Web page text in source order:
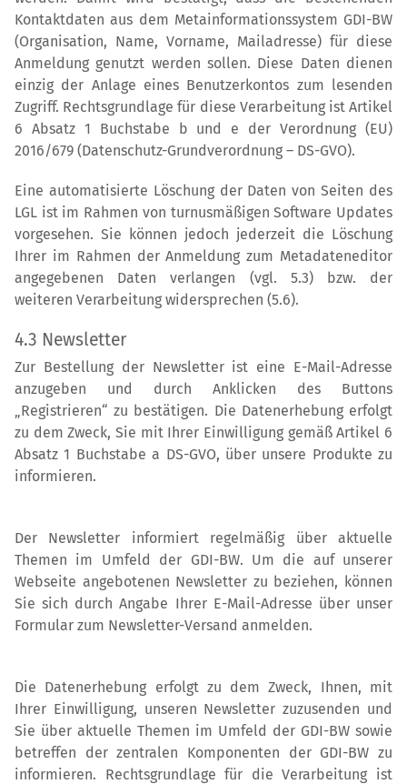
Kontaktdaten aus dem Metainformationssystem GDI-BW
(Organisation, Name, Vorname, Mailadresse) für diese
Anmeldung genutzt werden sollen. Diese Daten dienen
einzig der Anlage eines Benutzerkontos zum lesenden
Zugriff. Rechtsgrundlage für diese Verarbeitung ist Artikel
6 Absatz 1 Buchstabe b und e der Verordnung (EU)
2016/679 (Datenschutz-Grundverordnung – DS-GVO).
Eine automatisierte Löschung der Daten von Seiten des
LGL ist im Rahmen von turnusmäßigen Software Updates
vorgesehen. Sie können jedoch jederzeit die Löschung
Ihrer im Rahmen der Anmeldung zum Metadateneditor
angegebenen Daten verlangen (vgl. 5.3) bzw. der
weiteren Verarbeitung widersprechen (5.6).
4.3 Newsletter
Zur Bestellung der Newsletter ist eine E-Mail-Adresse
anzugeben und durch Anklicken des Buttons
„Registrieren“ zu bestätigen. Die Datenerhebung erfolgt
zu dem Zweck, Sie mit Ihrer Einwilligung gemäß Artikel 6
Absatz 1 Buchstabe a DS-GVO, über unsere Produkte zu
informieren.
Der Newsletter informiert regelmäßig über aktuelle
Themen im Umfeld der GDI-BW. Um die auf unserer
Webseite angebotenen Newsletter zu beziehen, können
Sie sich durch Angabe Ihrer E-Mail-Adresse über unser
Formular zum Newsletter-Versand anmelden.
Die Datenerhebung erfolgt zu dem Zweck, Ihnen, mit
Ihrer Einwilligung, unseren Newsletter zuzusenden und
Sie über aktuelle Themen im Umfeld der GDI-BW sowie
betreffen der zentralen Komponenten der GDI-BW zu
informieren. Rechtsgrundlage für die Verarbeitung ist